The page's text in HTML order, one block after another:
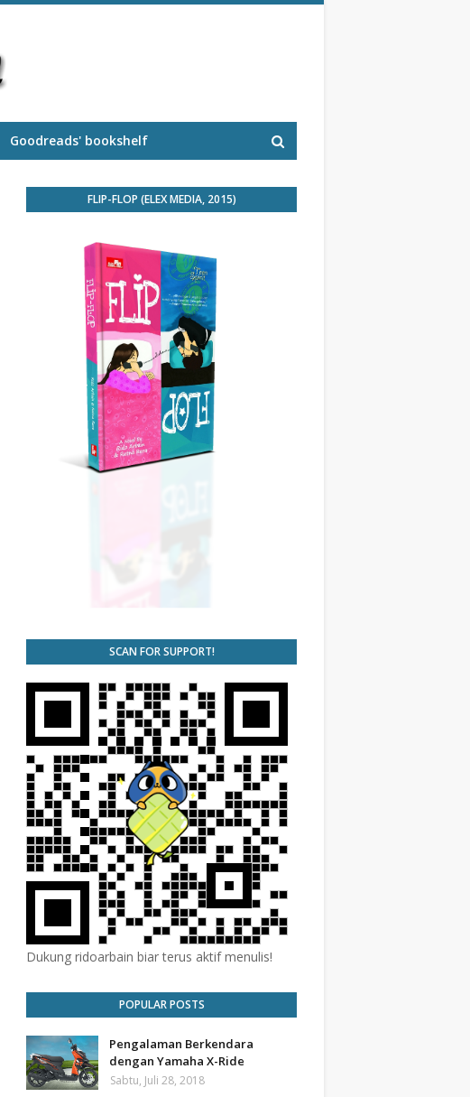
Goodreads' bookshelf
FLIP-FLOP (ELEX MEDIA, 2015)
SCAN FOR SUPPORT!
Dukung ridoarbain biar terus aktif menulis!
POPULAR POSTS
Pengalaman Berkendara
dengan Yamaha X-Ride
Sabtu, Juli 28, 2018